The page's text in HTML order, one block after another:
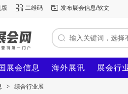
版 二维码 发布展会信息/软文
展会信息 海外展讯 展会行
> 综合行业展